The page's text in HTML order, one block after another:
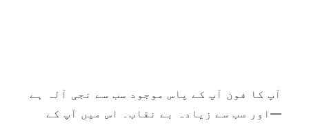
آپ کا فون آپ کے پاس موجود سب سے نجی آلہ ہے
—اور سب سے زیادہ بے نقاب۔ اس میں آپ کے